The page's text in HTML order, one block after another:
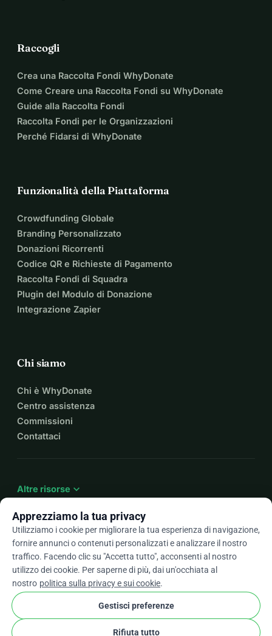
Raccogli
Crea una Raccolta Fondi WhyDonate
Come Creare una Raccolta Fondi su WhyDonate
Guide alla Raccolta Fondi
Raccolta Fondi per le Organizzazioni
Perché Fidarsi di WhyDonate
Funzionalità della Piattaforma
Crowdfunding Globale
Branding Personalizzato
Donazioni Ricorrenti
Codice QR e Richieste di Pagamento
Raccolta Fondi di Squadra
Plugin del Modulo di Donazione
Integrazione Zapier
Chi siamo
Chi è WhyDonate
Centro assistenza
Commissioni
Contattaci
Altre risorse expand_more
It arrow_drop_down
★★★★★4,9 / 5 basato su oltre 500 recensioni
WhyDonatePrivacy e cookie
Apprezziamo la tua privacy
Utilizziamo i cookie per migliorare la tua esperienza di navigazione,
fornire annunci o contenuti personalizzati e analizzare il nostro
traffico. Facendo clic su "Accetta tutto", acconsenti al nostro
utilizzo dei cookie. Per saperne di più, dai un'occhiata al
nostro politica sulla privacy e sui cookie.
Gestisci preferenze
Rifiuta tutto